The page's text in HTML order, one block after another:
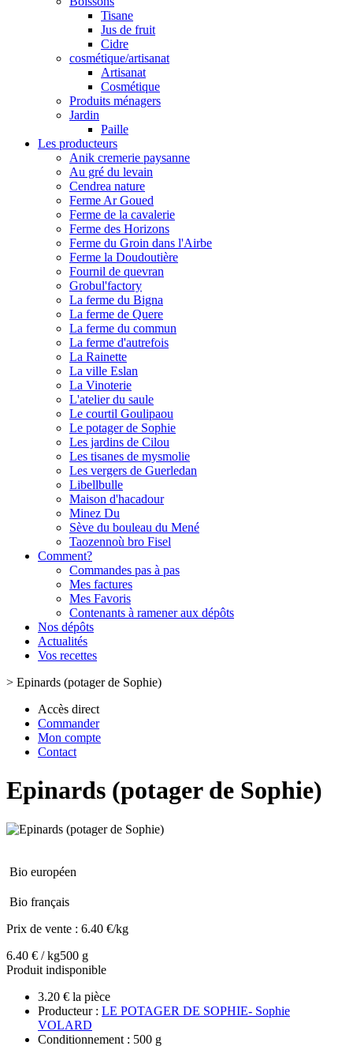
Tisane
Jus de fruit
Cidre
cosmétique/artisanat
Artisanat
Cosmétique
Produits ménagers
Jardin
Paille
Les producteurs
Anik cremerie paysanne
Au gré du levain
Cendrea nature
Ferme Ar Goued
Ferme de la cavalerie
Ferme des Horizons
Ferme du Groin dans l'Airbe
Ferme la Doudoutière
Fournil de quevran
Grobul'factory
La ferme du Bigna
La ferme de Quere
La ferme du commun
La ferme d'autrefois
La Rainette
La ville Eslan
La Vinoterie
L'atelier du saule
Le courtil Goulipaou
Le potager de Sophie
Les jardins de Cilou
Les tisanes de mysmolie
Les vergers de Guerledan
Libellbulle
Maison d'hacadour
Minez Du
Sève du bouleau du Mené
Taozennoù bro Fisel
Comment?
Commandes pas à pas
Mes factures
Mes Favoris
Contenants à ramener aux dépôts
Nos dépôts
Actualités
Vos recettes
> Epinards (potager de Sophie)
Accès direct
Commander
Mon compte
Contact
Epinards (potager de Sophie)
Bio européen
Bio français
Prix de vente : 6.40 €/kg
6.40 € / kg500 g
Produit indisponible
3.20 € la pièce
Producteur : LE POTAGER DE SOPHIE- Sophie
VOLARD
Conditionnement : 500 g